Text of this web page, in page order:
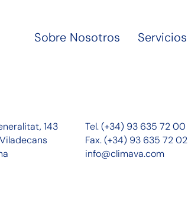
Sobre Nosotros Servicios
143
Tel. (+34) 93 635 72 00
Fax. (+34) 93 635 72 02
info@climava.com